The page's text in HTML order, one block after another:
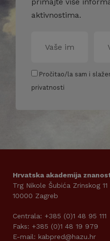
aktivnostima.
Pročitao/la sam i
privatnosti
Hrvatska akademija
Trg Nikole Šubića Zrinskog 11
10000 Zagreb
Centrala: +385 (0)1 48 95 111
Faks: +385 (0)1 48 19 979
E-mail: kabpred@hazu.hr